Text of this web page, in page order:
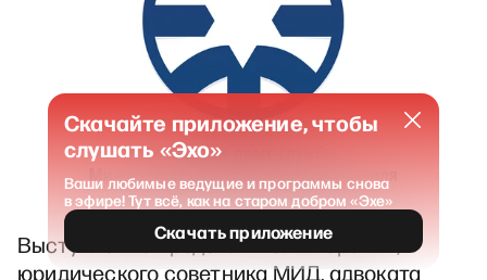
Выступление представителя Израиля,
юридического советника МИД, адвоката
Скачайте приложение, чтобы
слушать «Эхо»
Ваши любимые ведущие и программы снова
в эфире! Тут всё, как на старом добром «Эхе»
Скачать приложение